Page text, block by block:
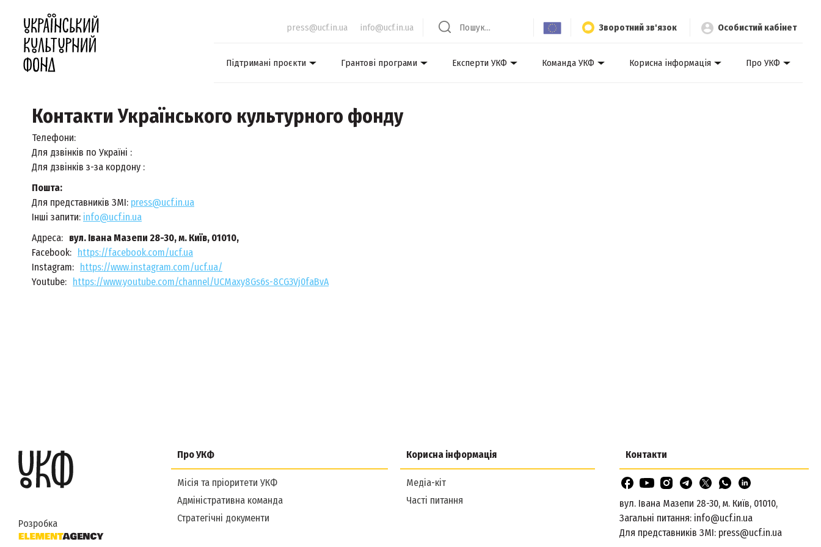
press@ucf.in.ua info@ucf.in.ua Зворотний зв'язок Особистий кабінет
Підтримані проєкти Грантові програми Експерти УКФ Команда УКФ Корисна інформація Про УКФ
Контакти Українського культурного фонду
Телефони:
Для дзвінків по Україні :
Для дзвінків з-за кордону :
Пошта:
Для представників ЗМІ: press@ucf.in.ua
Інші запити: info@ucf.in.ua
Адреса: вул. Івана Мазепи 28-30, м. Київ, 01010,
Facebook: https://facebook.com/ucf.ua
Instagram: https://www.instagram.com/ucf.ua/
Youtube: https://www.youtube.com/channel/UCMaxy8Gs6s-8CG3Vj0faBvA
Розробка
Про УКФ
Місія та пріоритети УКФ
Адміністративна команда
Стратегічні документи
Корисна інформація
Медіа-кіт
Часті питання
Контакти
вул. Івана Мазепи 28-30, м. Київ, 01010,
Загальні питання: info@ucf.in.ua
Для представників ЗМІ: press@ucf.in.ua